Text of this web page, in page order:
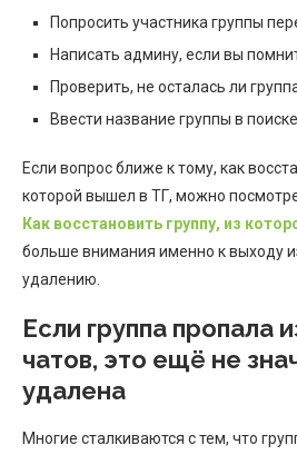
Попросить участника группы
Написать админу, если вы
Проверить, не осталась ли
Ввести название группы в
Если вопрос ближе к тому, как
которой вышел в ТГ, можно
Как восстановить группу, из
больше внимания именно к выходу
удалению.
Если группа пропала
чатов, это ещё не
удалена
Многие сталкиваются с тем, что